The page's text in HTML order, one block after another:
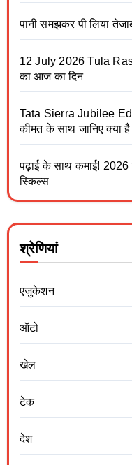
पानी समझकर पी लिया
12 July 2026 Tula
का आज का दिन
Tata Sierra Jubilee
कीमत के साथ जानिए क्या
पढ़ाई के साथ कमाई!
स्किल्स
श्रेणियां
एजुकेशन
ऑटो
खेल
टेक
देश